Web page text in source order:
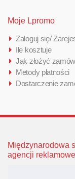
Moje Lpromo
Zaloguj się/
Ile kosztuje
Jak złożyć
Metody płatności
Dostarczenie
Międzynarodowa
agencji